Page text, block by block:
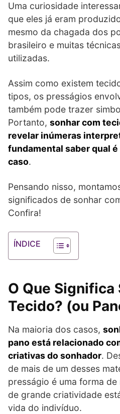
Uma curiosidade
que eles já eram
mesmo da chagada dos
brasileiro e muitas
utilizadas.
Assim como existem
tipos, os presságios
também pode trazer
Portanto, sonhar com
revelar inúmeras
fundamental saber qual é
caso.
Pensando nisso,
significados de sonhar
Confira!
ÍNDICE
O Que Significa
Tecido? (ou
Na maioria dos casos,
pano está relacionado
criativas do sonhador.
de mais de um desses
presságio é uma forma
de grande criatividade
vida do indivíduo.